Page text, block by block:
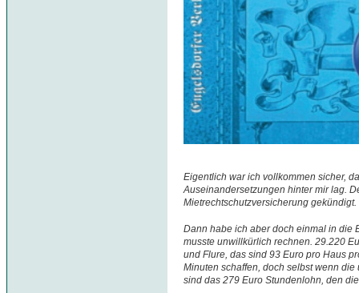
Eigentlich war ich vollkommen sicher,
Auseinandersetzungen hinter mir lag.
Mietrechtschutzversicherung gekündigt.
Dann habe ich aber doch einmal in die
musste unwillkürlich rechnen. 29.220
und Flure, das sind 93 Euro pro Haus
Minuten schaffen, doch selbst wenn
sind das 279 Euro Stundenlohn, den